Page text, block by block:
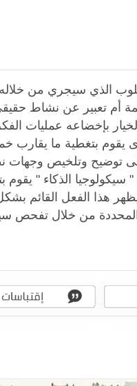
الذي سيجري من
أم تعبير عن نشاط
بإخضاعه عمليات
يقوم بتغطية ما يقارب
توضيح ‏وتلخيص وجهات
الذكاء " يقوم
هذا الفعل القائم
من خلال تفحص